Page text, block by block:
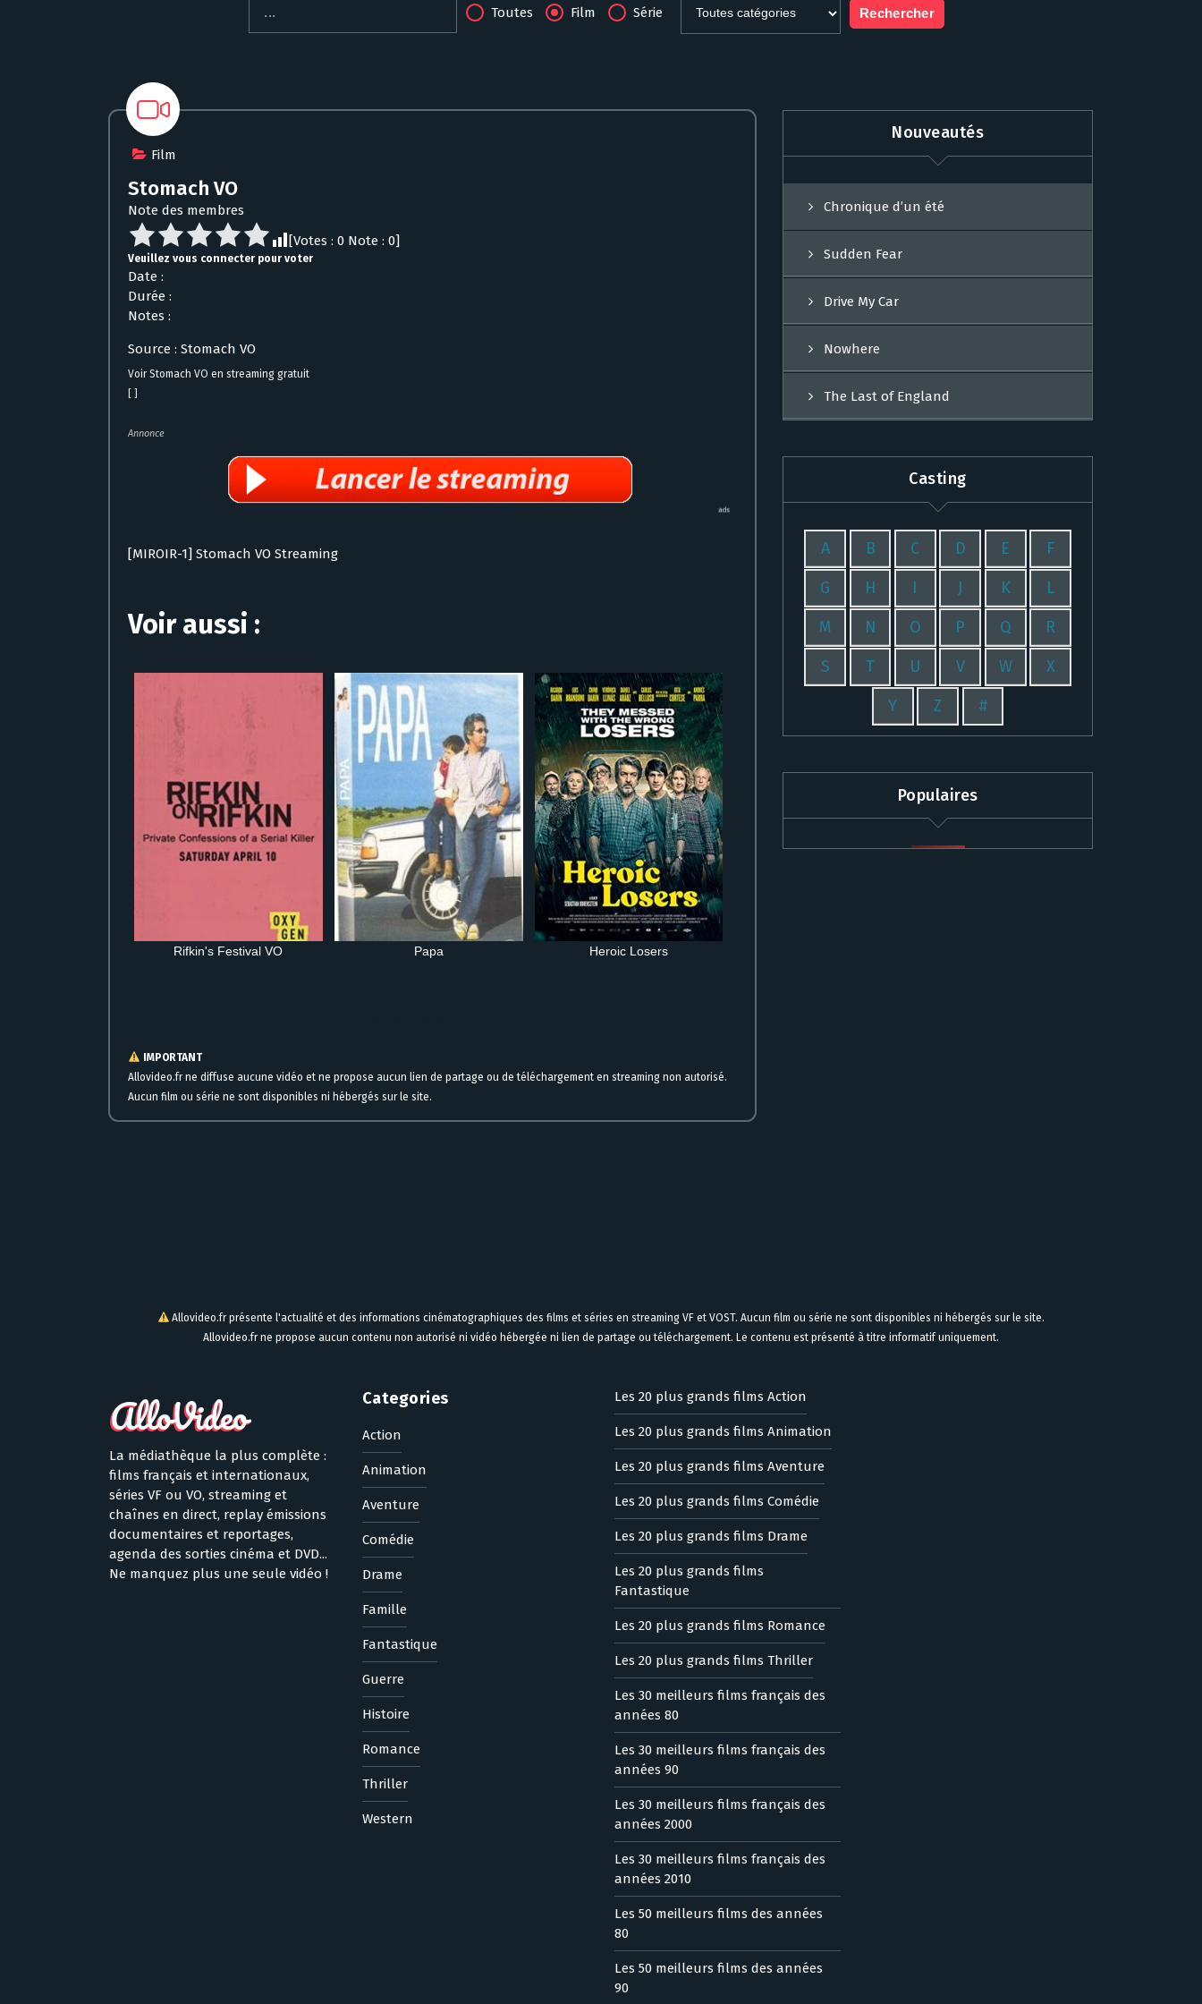
Toutes Film Série
Film
Stomach VO
Note des membres
[Votes : 0 Note : 0]
Veuillez vous connecter pour voter
Date :
Durée :
Notes :
Source : Stomach VO
Voir Stomach VO en streaming gratuit
Annonce
[MIROIR-1] Stomach VO Streaming
Voir aussi :
Rifkin's Festival VO Papa Heroic Losers
IMPORTANT
Allovideo.fr ne diffuse aucune vidéo et ne propose aucun lien de partage ou de téléchargement en streaming non autorisé.
Aucun film ou série ne sont disponibles ni hébergés sur le site.
Nouveautés
Chronique d’un été
Sudden Fear
Drive My Car
Nowhere
The Last of England
Casting
A B C D E F
G H I J K L
M N O P Q R
S T U V W X
Y Z #
Populaires
Allovideo.fr présente l'actualité et des informations cinématographiques des films et séries en streaming VF et VOST. Aucun film ou série ne sont disponibles ni hébergés sur le site.
Allovideo.fr ne propose aucun contenu non autorisé ni vidéo hébergée ni lien de partage ou téléchargement. Le contenu est présenté à titre informatif uniquement.
La médiathèque la plus complète :
films français et internationaux,
séries VF ou VO, streaming et
chaînes en direct, replay émissions
documentaires et reportages,
agenda des sorties cinéma et DVD...
Ne manquez plus une seule vidéo !
Categories
Action
Animation
Aventure
Comédie
Drame
Famille
Fantastique
Guerre
Histoire
Romance
Thriller
Western
Les 20 plus grands films Action
Les 20 plus grands films Animation
Les 20 plus grands films Aventure
Les 20 plus grands films Comédie
Les 20 plus grands films Drame
Les 20 plus grands films
Fantastique
Les 20 plus grands films Romance
Les 20 plus grands films Thriller
Les 30 meilleurs films français des
années 80
Les 30 meilleurs films français des
années 90
Les 30 meilleurs films français des
années 2000
Les 30 meilleurs films français des
années 2010
Les 50 meilleurs films des années
80
Les 50 meilleurs films des années
90